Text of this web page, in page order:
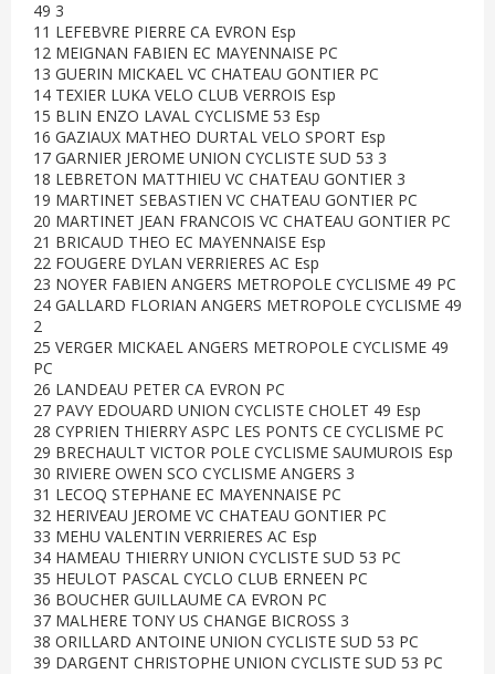
49 3
11 LEFEBVRE PIERRE CA EVRON Esp
12 MEIGNAN FABIEN EC MAYENNAISE PC
13 GUERIN MICKAEL VC CHATEAU GONTIER PC
14 TEXIER LUKA VELO CLUB VERROIS Esp
15 BLIN ENZO LAVAL CYCLISME 53 Esp
16 GAZIAUX MATHEO DURTAL VELO SPORT Esp
17 GARNIER JEROME UNION CYCLISTE SUD 53 3
18 LEBRETON MATTHIEU VC CHATEAU GONTIER 3
19 MARTINET SEBASTIEN VC CHATEAU GONTIER PC
20 MARTINET JEAN FRANCOIS VC CHATEAU GONTIER PC
21 BRICAUD THEO EC MAYENNAISE Esp
22 FOUGERE DYLAN VERRIERES AC Esp
23 NOYER FABIEN ANGERS METROPOLE CYCLISME 49 PC
24 GALLARD FLORIAN ANGERS METROPOLE CYCLISME 49
2
25 VERGER MICKAEL ANGERS METROPOLE CYCLISME 49
PC
26 LANDEAU PETER CA EVRON PC
27 PAVY EDOUARD UNION CYCLISTE CHOLET 49 Esp
28 CYPRIEN THIERRY ASPC LES PONTS CE CYCLISME PC
29 BRECHAULT VICTOR POLE CYCLISME SAUMUROIS Esp
30 RIVIERE OWEN SCO CYCLISME ANGERS 3
31 LECOQ STEPHANE EC MAYENNAISE PC
32 HERIVEAU JEROME VC CHATEAU GONTIER PC
33 MEHU VALENTIN VERRIERES AC Esp
34 HAMEAU THIERRY UNION CYCLISTE SUD 53 PC
35 HEULOT PASCAL CYCLO CLUB ERNEEN PC
36 BOUCHER GUILLAUME CA EVRON PC
37 MALHERE TONY US CHANGE BICROSS 3
38 ORILLARD ANTOINE UNION CYCLISTE SUD 53 PC
39 DARGENT CHRISTOPHE UNION CYCLISTE SUD 53 PC